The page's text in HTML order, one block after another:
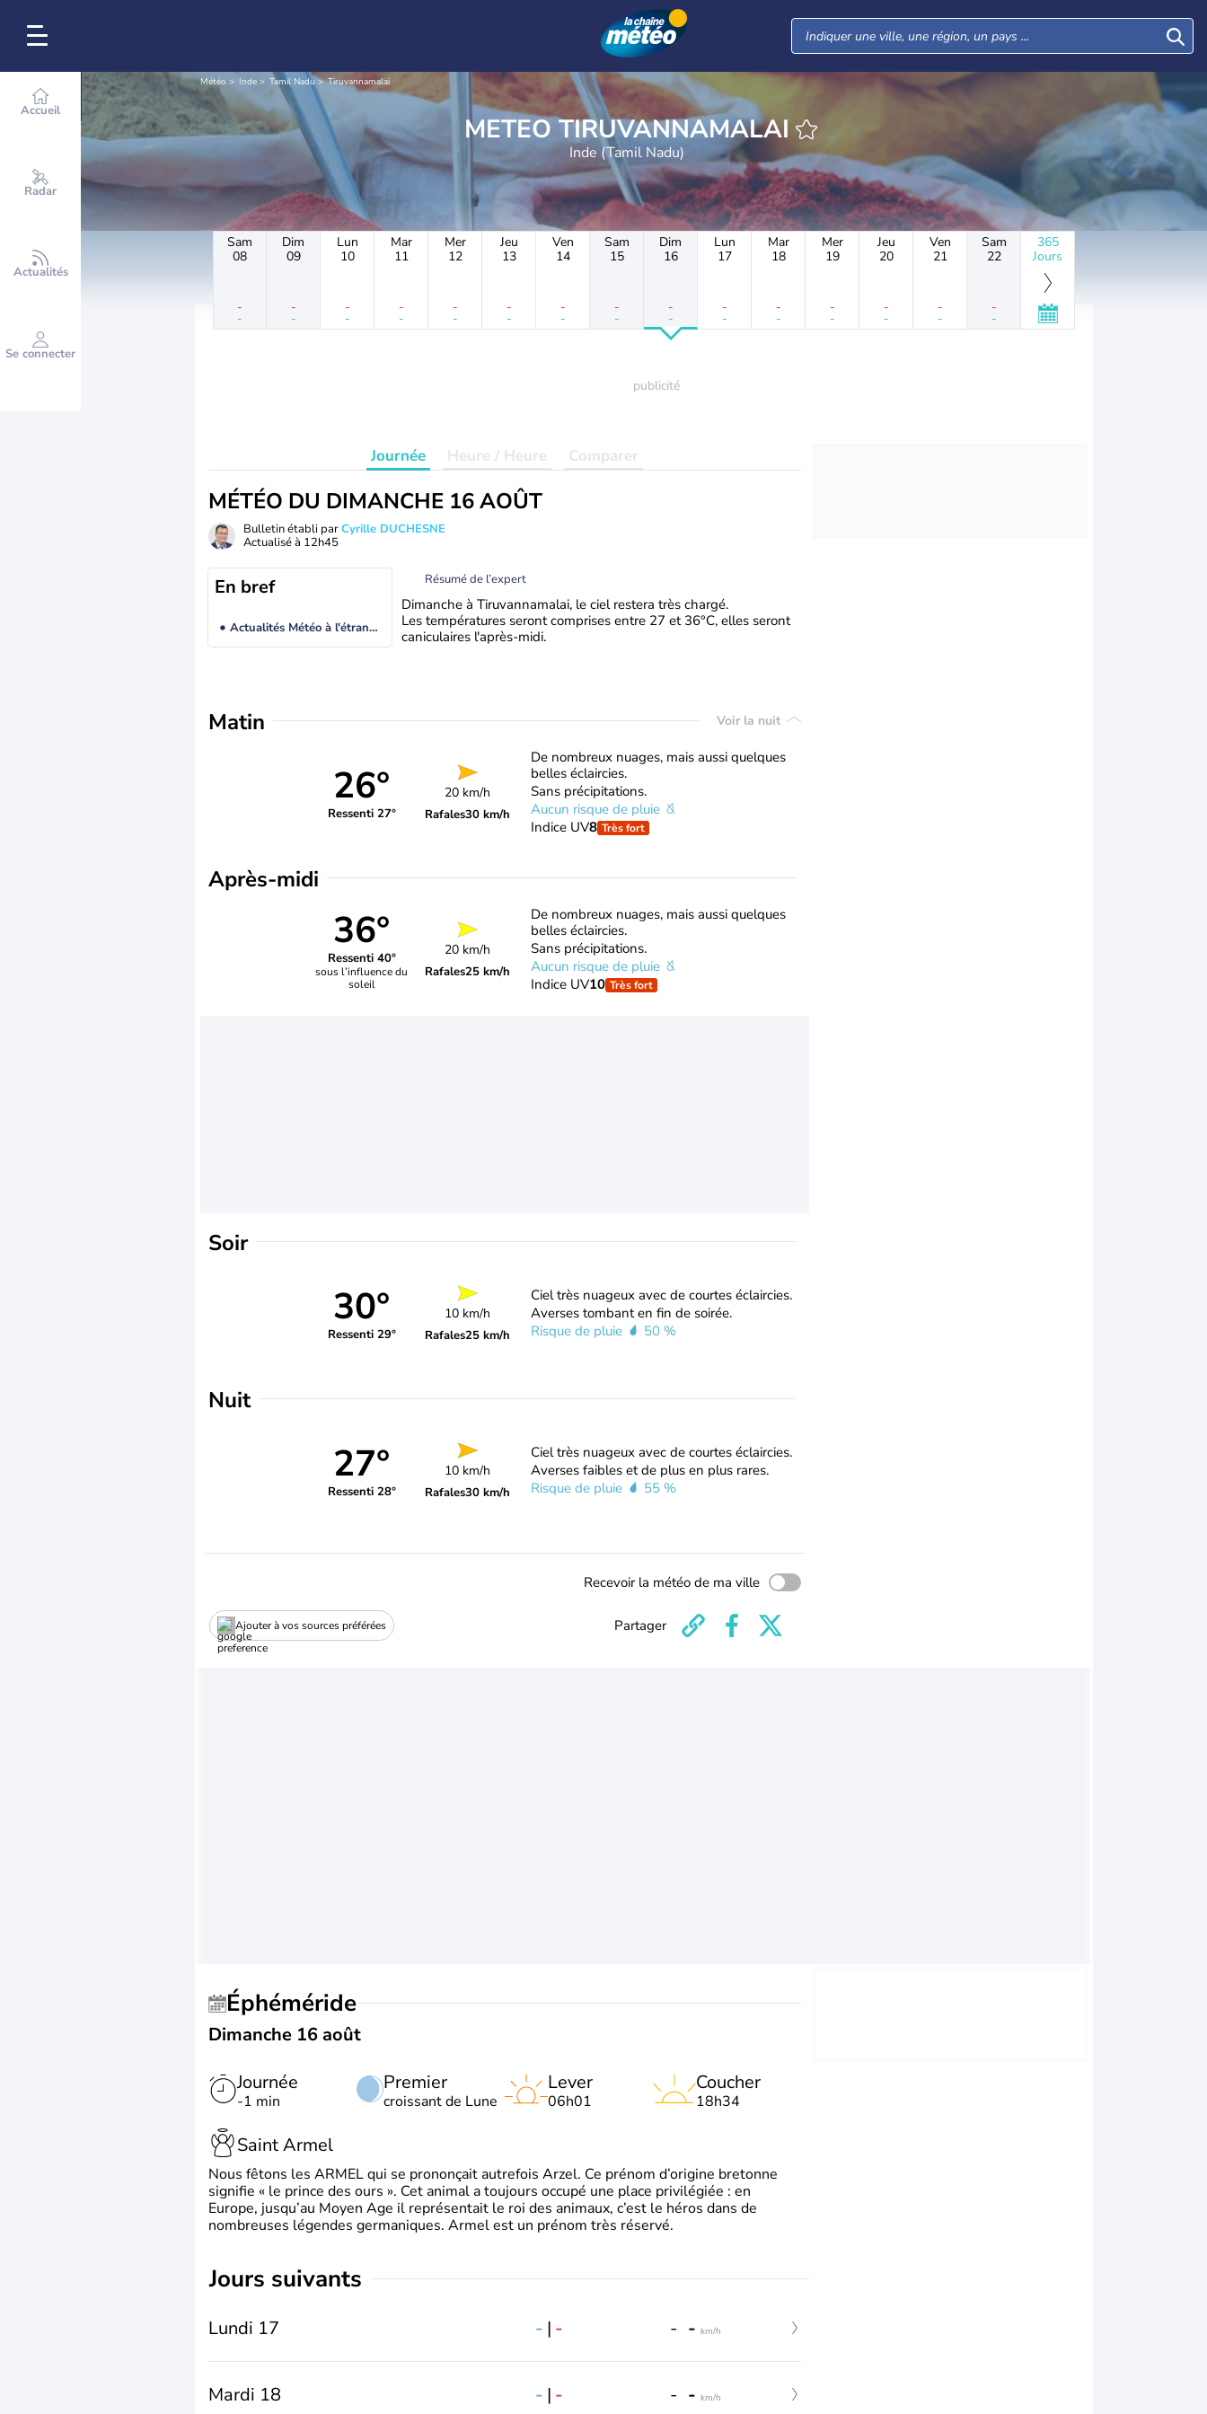
Accueil
Radar
Actualités
Se connecter
Météo Inde Tamil Nadu Tiruvannamalai
METEO TIRUVANNAMALAI
Inde (Tamil Nadu)
Sam
08
-
-
Dim
09
-
-
Lun
10
-
-
Mar
11
-
-
Mer
12
-
-
Jeu
13
-
-
Ven
14
-
-
Sam
15
-
-
Dim
16
-
-
Lun
17
-
-
Mar
18
-
-
Mer
19
-
-
Jeu
20
-
-
Ven
21
-
-
Sam
22
-
-
365
Jours
Journée Heure / Heure Comparer
MÉTÉO DU DIMANCHE 16 AOÛT
Bulletin établi parCyrille DUCHESNE
Actualisé à 12h45
En bref
Actualités Météo à l'étranger
Résumé de l’expert
Dimanche à Tiruvannamalai, le ciel restera très chargé.
Les températures seront comprises entre 27 et 36°C, elles seront
caniculaires l'après-midi.
Matin Voir la nuit
26°
Ressenti 27°
20 km/h
Rafales30 km/h
De nombreux nuages, mais aussi quelques
belles éclaircies.
Sans précipitations.
Aucun risque de pluie
Indice UV8 Très fort
Après-midi
36°
Ressenti 40°
sous l’influence du
soleil
20 km/h
Rafales25 km/h
De nombreux nuages, mais aussi quelques
belles éclaircies.
Sans précipitations.
Aucun risque de pluie
Indice UV10 Très fort
Soir
30°
Ressenti 29°
10 km/h
Rafales25 km/h
Ciel très nuageux avec de courtes éclaircies.
Averses tombant en fin de soirée.
Risque de pluie
50 %
Nuit
27°
Ressenti 28°
10 km/h
Rafales30 km/h
Ciel très nuageux avec de courtes éclaircies.
Averses faibles et de plus en plus rares.
Risque de pluie
55 %
Recevoir la météo de ma ville
Ajouter à vos sources préférées Partager
Éphéméride
Dimanche 16 août
Journée
-1 min
Premier
croissant de Lune
Lever
06h01
Coucher
18h34
Saint Armel
Nous fêtons les ARMEL qui se prononçait autrefois Arzel. Ce prénom d’origine bretonne
signifie « le prince des ours ». Cet animal a toujours occupé une place privilégiée : en
Europe, jusqu’au Moyen Age il représentait le roi des animaux, c’est le héros dans de
nombreuses légendes germaniques. Armel est un prénom très réservé.
jours suivants
Lundi 17 - | - - - km/h
Mardi 18 - | - - - km/h